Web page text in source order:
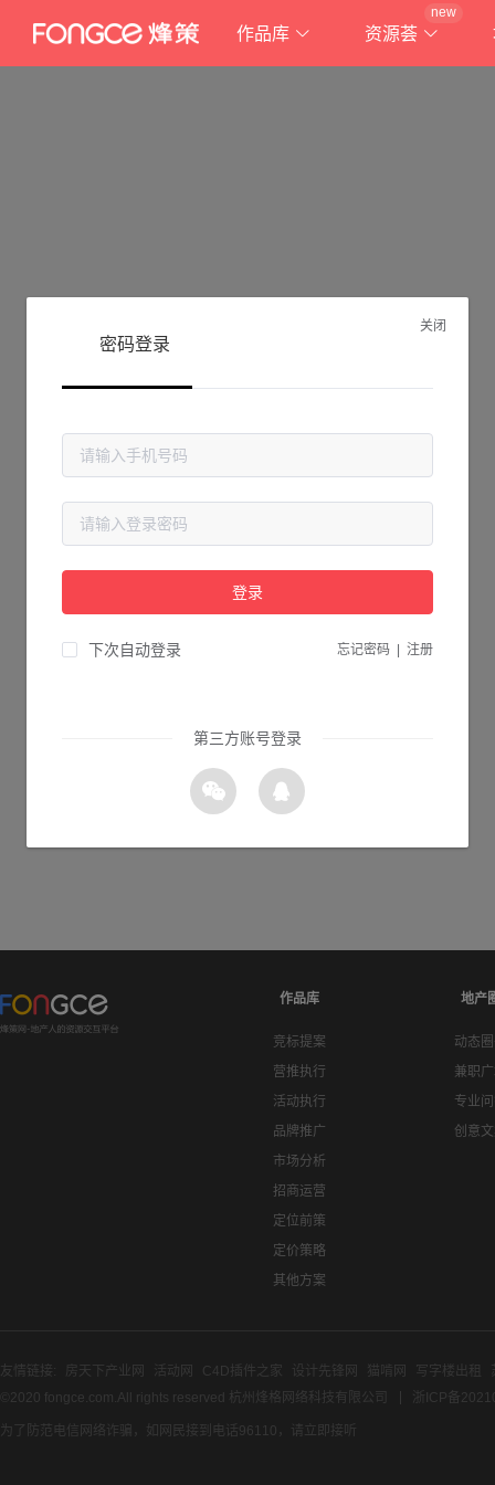
作品库 资源荟
new
抱歉!
请检查您输入的网址是否正确，或点击下面的按钮返回首页。
作品库
竞标提案
营推执行
活动执行
品牌推广
市场分析
招商运营
定位前策
定价策略
其他方案
地产
动态
兼职
专业
创意
友情链接: 房天下产业网 活动网 C4D插件之家 设计先锋网 猫啃网 写字楼出租
©2020 fongce.com.All rights reserved 杭州烽格网络科技有限公司
浙ICP备
为了防范电信网络诈骗，如网民接到电话96110，请立即接听
关闭
密码登录
登录
下次自动登录 忘记密码 注册
第三方账号登录